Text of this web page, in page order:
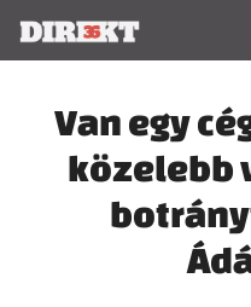
PROJEKTEK
KÓRHÁZI FERTŐZÉSEK
ORBÁN ÉS A GAZDASÁG
Van egy
közelebb